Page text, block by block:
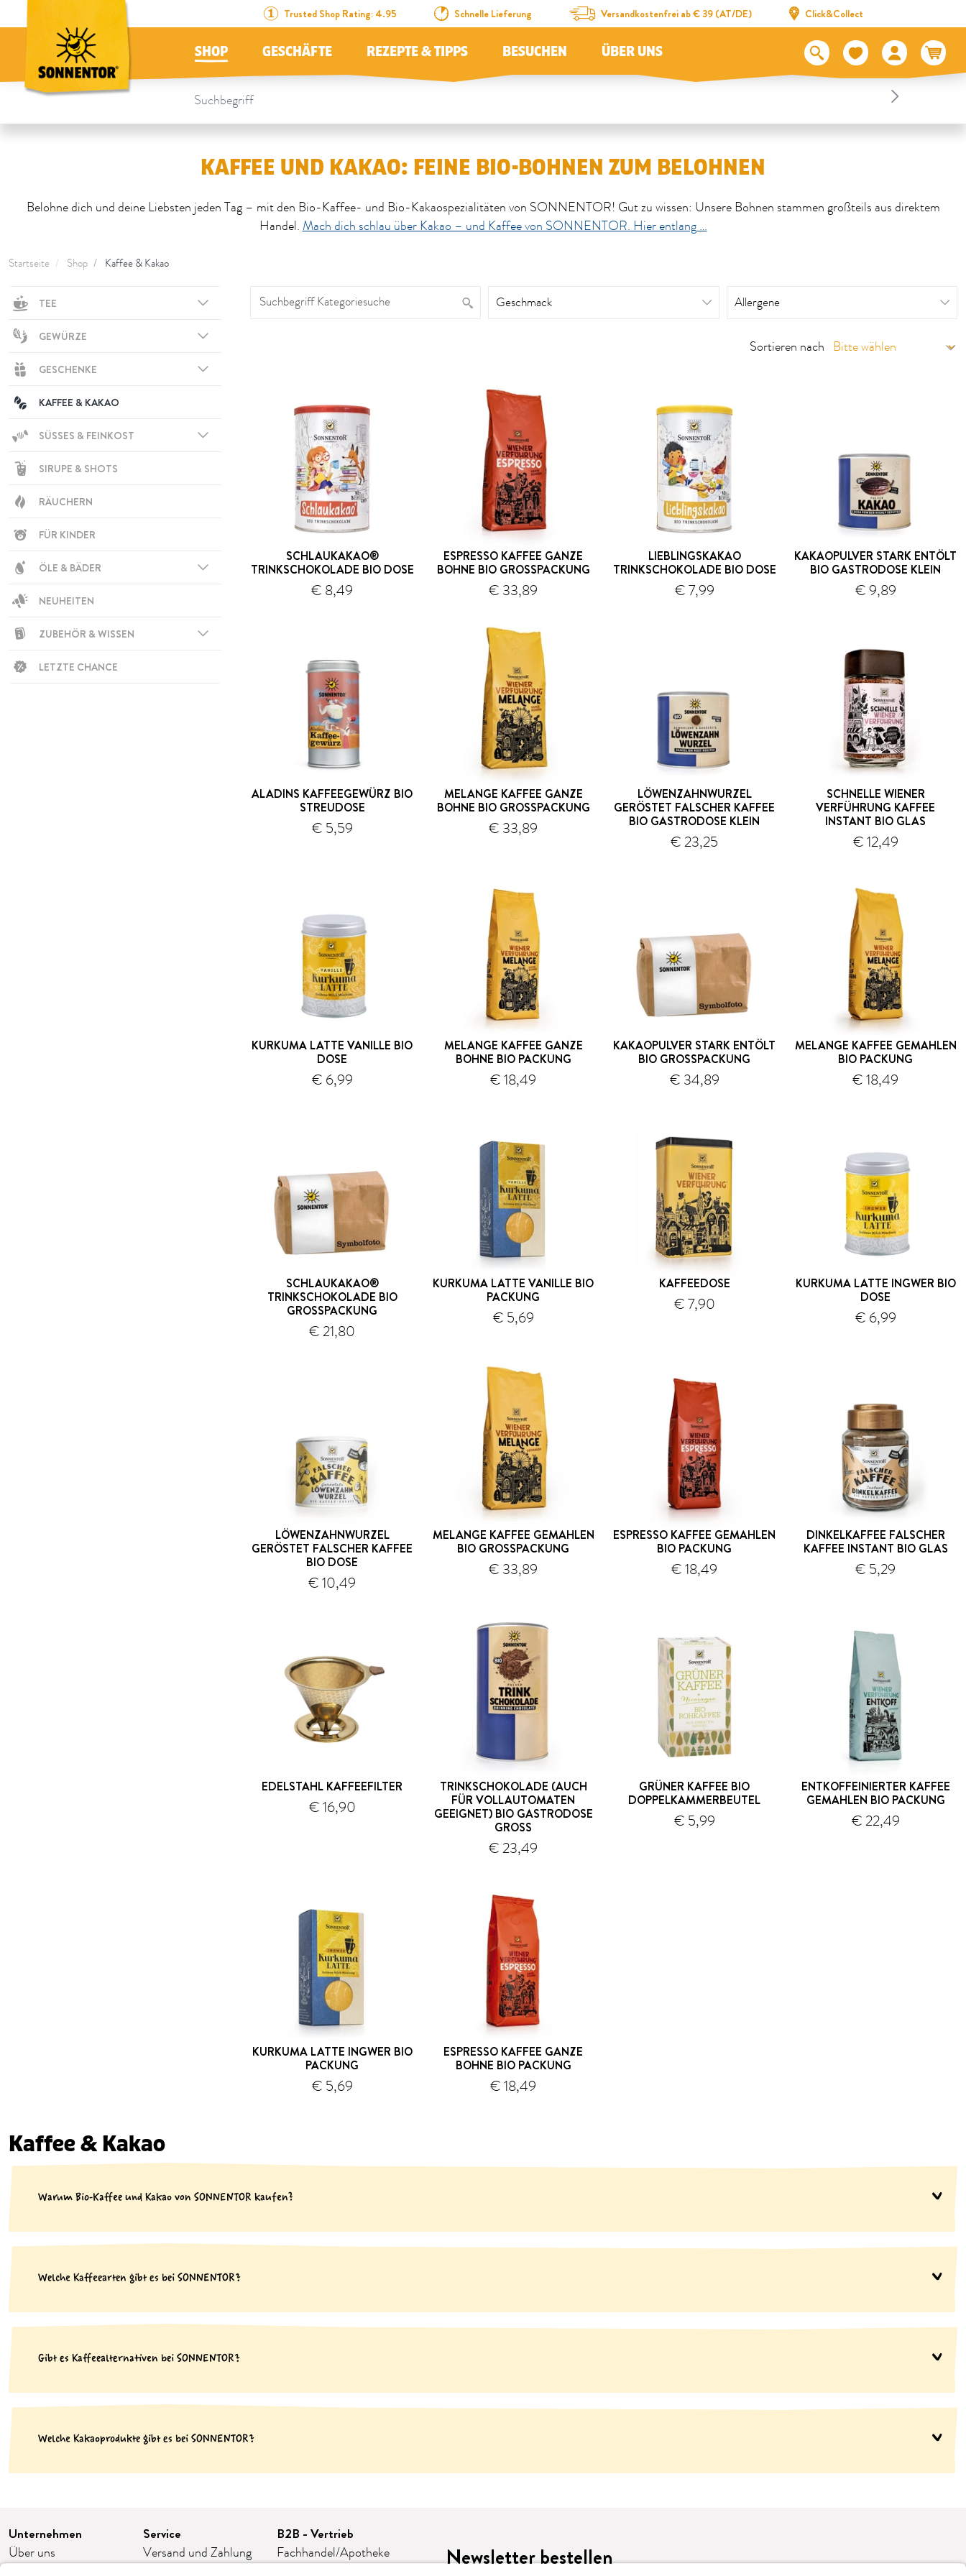
Direkt zum Inhalt
Zum Inhaltsverzeichnis
Direkt zum Menü Trusted Shop Rating: 4.95 Schnelle Lieferung Versandkostenfrei ab € 39 (AT/DE) Click&Collect
SHOP GESCHÄFTE REZEPTE & TIPPS BESUCHEN ÜBER UNS
Table Of Content
Kaffee und Kakao: feine Bio-Bohnen zum Belohnen
KAFFEE UND KAKAO: FEINE BIO-BOHNEN ZUM BELOHNEN
Belohne dich und deine Liebsten jeden Tag – mit den Bio-Kaffee- und Bio-Kakaospezialitäten von SONNENTOR! Gut zu wissen: Unsere Bohnen stammen großteils aus direktem
Handel.Mach dich schlau über Kakao – und Kaffee von SONNENTOR. Hier entlang …
Startseite Shop Kaffee & Kakao
Dieser Bereich wird neu geladen sobald ein Eingabefeld geändert wird.
TEE
GEWÜRZE
GESCHENKE
KAFFEE & KAKAO
SÜSSES & FEINKOST
SIRUPE & SHOTS
RÄUCHERN
FÜR KINDER
ÖLE & BÄDER
NEUHEITEN
ZUBEHÖR & WISSEN
LETZTE CHANCE
Suchbegriff Kategoriesuche Geschmack Allergene
Sortieren nach
SCHLAUKAKAO®
TRINKSCHOKOLADE BIO DOSE
€ 8,49Versand
ESPRESSO KAFFEE GANZE
BOHNE BIO GROSSPACKUNG
€ 33,89Versand
LIEBLINGSKAKAO
TRINKSCHOKOLADE BIO DOSE
€ 7,99
KAKAOPULVER STARK ENTÖLT
BIO GASTRODOSE KLEIN
€ 9,89Versand
ALADINS KAFFEEGEWÜRZ BIO
STREUDOSE
€ 5,59Versand
MELANGE KAFFEE GANZE
BOHNE BIO GROSSPACKUNG
€ 33,89Versand
LÖWENZAHNWURZEL
GERÖSTET FALSCHER KAFFEE
BIO GASTRODOSE KLEIN
€ 23,25
SCHNELLE WIENER
VERFÜHRUNG KAFFEE
INSTANT BIO GLAS
€ 12,49
KURKUMA LATTE VANILLE BIO
DOSE
€ 6,99Versand
MELANGE KAFFEE GANZE
BOHNE BIO PACKUNG
€ 18,49Versand
KAKAOPULVER STARK ENTÖLT
BIO GROSSPACKUNG
€ 34,89Versand
MELANGE KAFFEE GEMAHLEN
BIO PACKUNG
€ 18,49Versand
SCHLAUKAKAO®
TRINKSCHOKOLADE BIO
GROSSPACKUNG
€ 21,80
KURKUMA LATTE VANILLE BIO
PACKUNG
€ 5,69Versand
KAFFEEDOSE
€ 7,90Versand
KURKUMA LATTE INGWER BIO
DOSE
€ 6,99Versand
LÖWENZAHNWURZEL
GERÖSTET FALSCHER KAFFEE
BIO DOSE
€ 10,49
MELANGE KAFFEE GEMAHLEN
BIO GROSSPACKUNG
€ 33,89Versand
ESPRESSO KAFFEE GEMAHLEN
BIO PACKUNG
€ 18,49Versand
DINKELKAFFEE FALSCHER
KAFFEE INSTANT BIO GLAS
€ 5,29Versand
EDELSTAHL KAFFEEFILTER
€ 16,90Versand
TRINKSCHOKOLADE (AUCH
FÜR VOLLAUTOMATEN
GEEIGNET) BIO GASTRODOSE
GROSS
€ 23,49
Versand
GRÜNER KAFFEE BIO
DOPPELKAMMERBEUTEL
€ 5,99Versand
ENTKOFFEINIERTER KAFFEE
GEMAHLEN BIO PACKUNG
€ 22,49Versand
KURKUMA LATTE INGWER BIO
PACKUNG
€ 5,69Versand
ESPRESSO KAFFEE GANZE
BOHNE BIO PACKUNG
€ 18,49Versand
Kaffee & Kakao
Warum Bio-Kaffee und Kakao von SONNENTOR kaufen?
Welche Kaffeearten gibt es bei SONNENTOR?
Gibt es Kaffeealternativen bei SONNENTOR?
Welche Kakaoprodukte gibt es bei SONNENTOR?
Unternehmen
Über uns
Service
Versand und Zahlung
B2B - Vertrieb
Fachhandel/Apotheke
Newsletter bestellen